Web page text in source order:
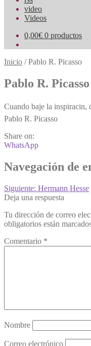
video
Videos
0,00€ 0 productos
Inicio /Pablo R. Picasso
Pablo R. Picasso
Cuando baje la
Pablo R. Picasso
Share on:
WhatsApp
Navegación de
Siguiente: Hermann Hesse
Deja una respuesta
Tu dirección de correo
obligatorios están
Comentario *
Nombre
Correo electrónico